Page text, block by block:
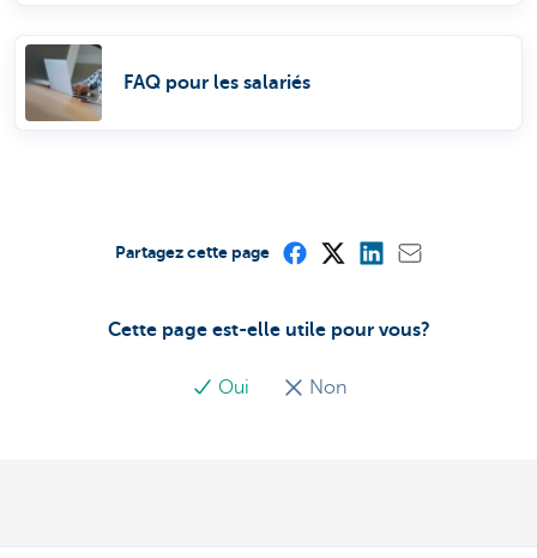
FAQ pour les salariés
Cette page est-elle utile pour vous?
Oui Non
Partagez cette page